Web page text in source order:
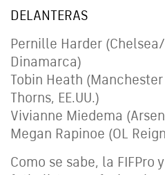
DELANTERAS
Pernille Harder
Dinamarca)
Tobin Heath
Thorns, EE.UU.)
Vivianne Miedema
Megan Rapinoe (OL
Como se sabe, la FIFPro